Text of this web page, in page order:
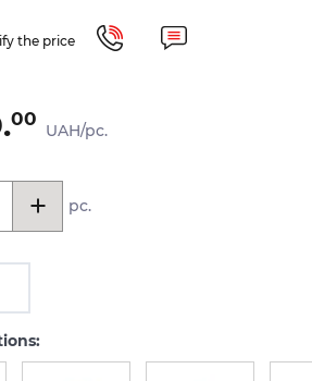
the price
00
UAH/pc.
pc.